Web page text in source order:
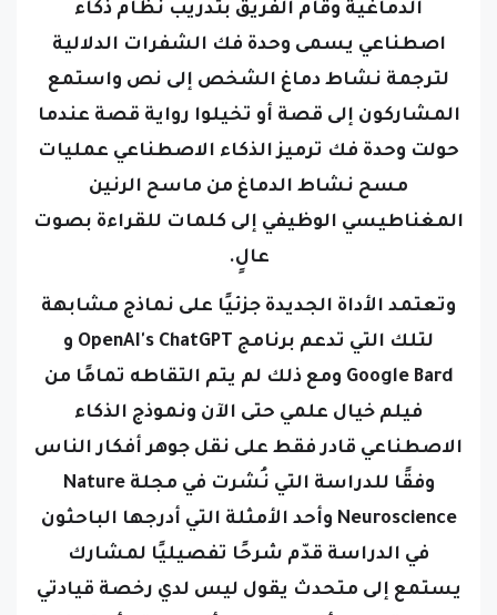
الدماغية وقام الفريق بتدريب نظام ذكاء
اصطناعي يسمى وحدة فك الشفرات الدلالية
لترجمة نشاط دماغ الشخص إلى نص واستمع
المشاركون إلى قصة أو تخيلوا رواية قصة عندما
حولت وحدة فك ترميز الذكاء الاصطناعي عمليات
مسح نشاط الدماغ من ماسح الرنين
المغناطيسي الوظيفي إلى كلمات للقراءة بصوت
عالٍ.
وتعتمد الأداة الجديدة جزئيًا على نماذج مشابهة
لتلك التي تدعم برنامج OpenAI's ChatGPT و
Google Bard ومع ذلك لم يتم التقاطه تمامًا من
فيلم خيال علمي حتى الآن ونموذج الذكاء
الاصطناعي قادر فقط على نقل جوهر أفكار الناس
وفقًا للدراسة التي نُشرت في مجلة Nature
Neuroscience وأحد الأمثلة التي أدرجها الباحثون
في الدراسة قدّم شرحًا تفصيليًا لمشارك
يستمع إلى متحدث يقول ليس لدي رخصة قيادتي